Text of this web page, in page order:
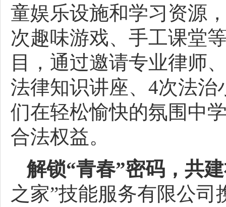
童娱乐设施和学习资源
次趣味游戏、手工课堂
目，通过邀请专业律师
法律知识讲座、4次法
们在轻松愉快的氛围中
合法权益。
解锁“青春”密码，共
之家”技能服务有限公